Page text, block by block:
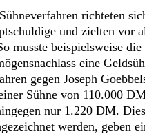
richteten
und zielten vor
musste beispielsweise
eine
gegen Joseph
Sühne von 110.000
nur 1.220 DM.
werden, geben